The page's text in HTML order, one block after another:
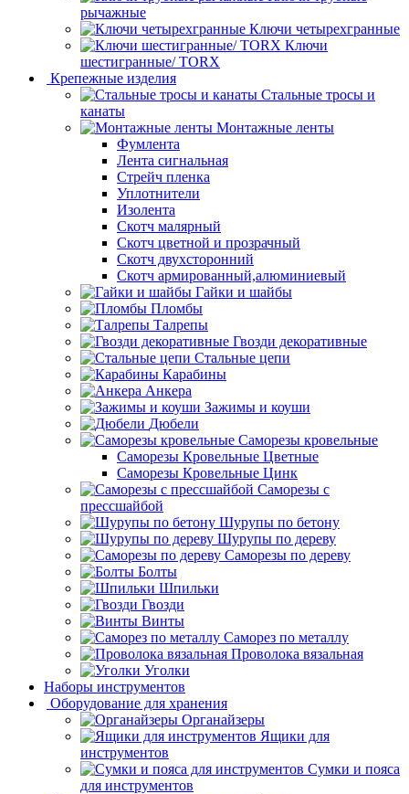
рычажные
Ключи четырехгранные
Ключи
шестигранные/ TORX
Крепежные изделия
Стальные тросы и
канаты
Монтажные ленты
Фумлента
Лента сигнальная
Стрейч пленка
Уплотнители
Изолента
Скотч малярный
Скотч цветной и прозрачный
Скотч двухсторонний
Скотч армированный,алюминиевый
Гайки и шайбы
Пломбы
Талрепы
Гвозди декоративные
Стальные цепи
Карабины
Анкера
Зажимы и коуши
Дюбели
Саморезы кровельные
Саморезы Кровельные Цветные
Саморезы Кровельные Цинк
Саморезы с
прессшайбой
Шурупы по бетону
Шурупы по дереву
Саморезы по дереву
Болты
Шпильки
Гвозди
Винты
Саморез по металлу
Проволока вязальная
Уголки
Наборы инструментов
Оборудование для хранения
Органайзеры
Ящики для
инструментов
Сумки и пояса
для инструментов